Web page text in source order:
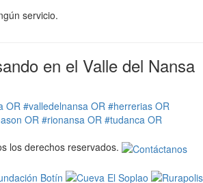
servicio.
en el Valle del Nansa
OR #valledelnansa OR #herrerias OR
OR #rionansa OR #tudanca OR
los derechos reservados.